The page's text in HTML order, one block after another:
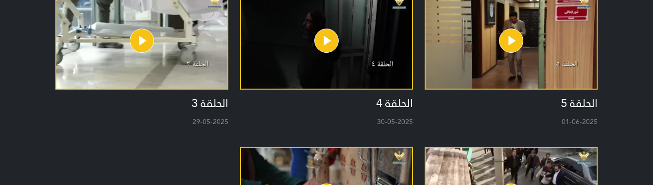
الحلقة 5
01-06-2025
الحلقة 4
30-05-2025
الحلقة 3
29-05-2025